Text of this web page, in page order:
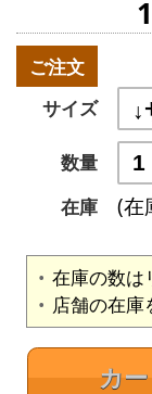
ご注文
サイズ
数量
在庫
(在
在庫の数は
店舗の在庫
カ